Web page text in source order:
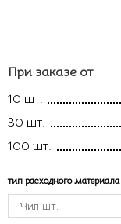
При заказе от
10 шт.
30 шт.
100 шт.
тип расходного материала